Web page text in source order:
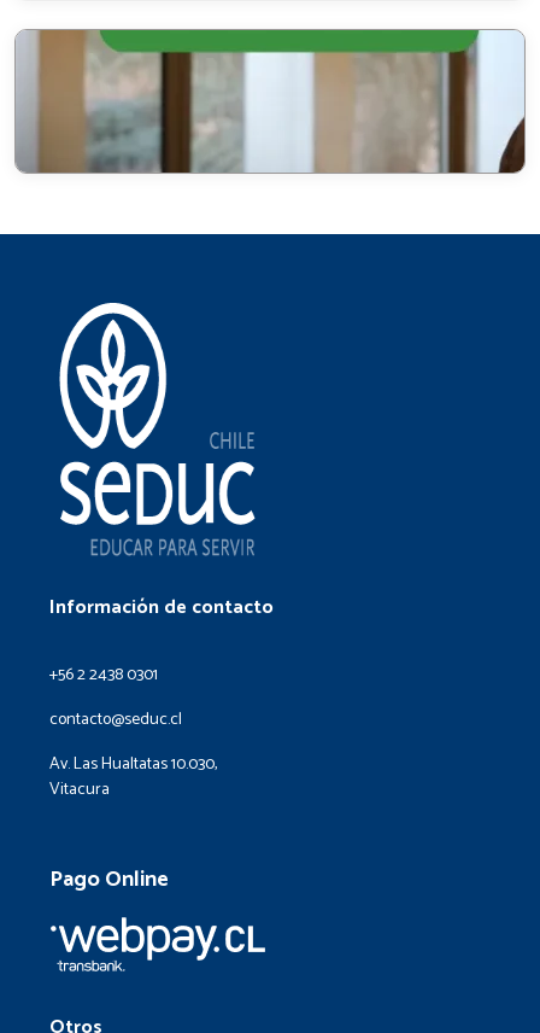
Información de contacto
+56 2 2438 0301
contacto@seduc.cl
Av. Las Hualtatas 10.030,
Vitacura
Pago Online